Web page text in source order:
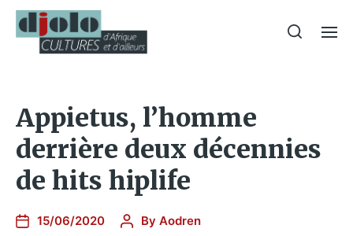
Appietus, l’homme
derrière deux décennies
de hits hiplife
15/06/2020 By Aodren